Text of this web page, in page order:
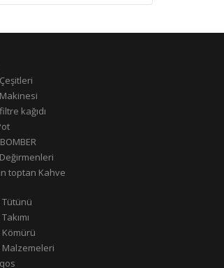
kağıdı
toptan Kahve
Tütünü
Malzemeleri